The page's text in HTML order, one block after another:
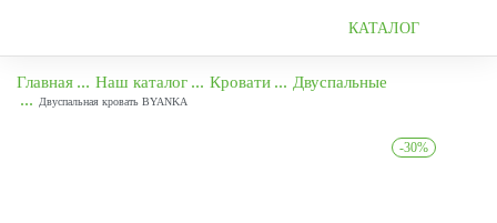
КАТАЛОГ
Главная Наш каталог Кровати Двуспальные
Двуспальная кровать BYANKA
-30%